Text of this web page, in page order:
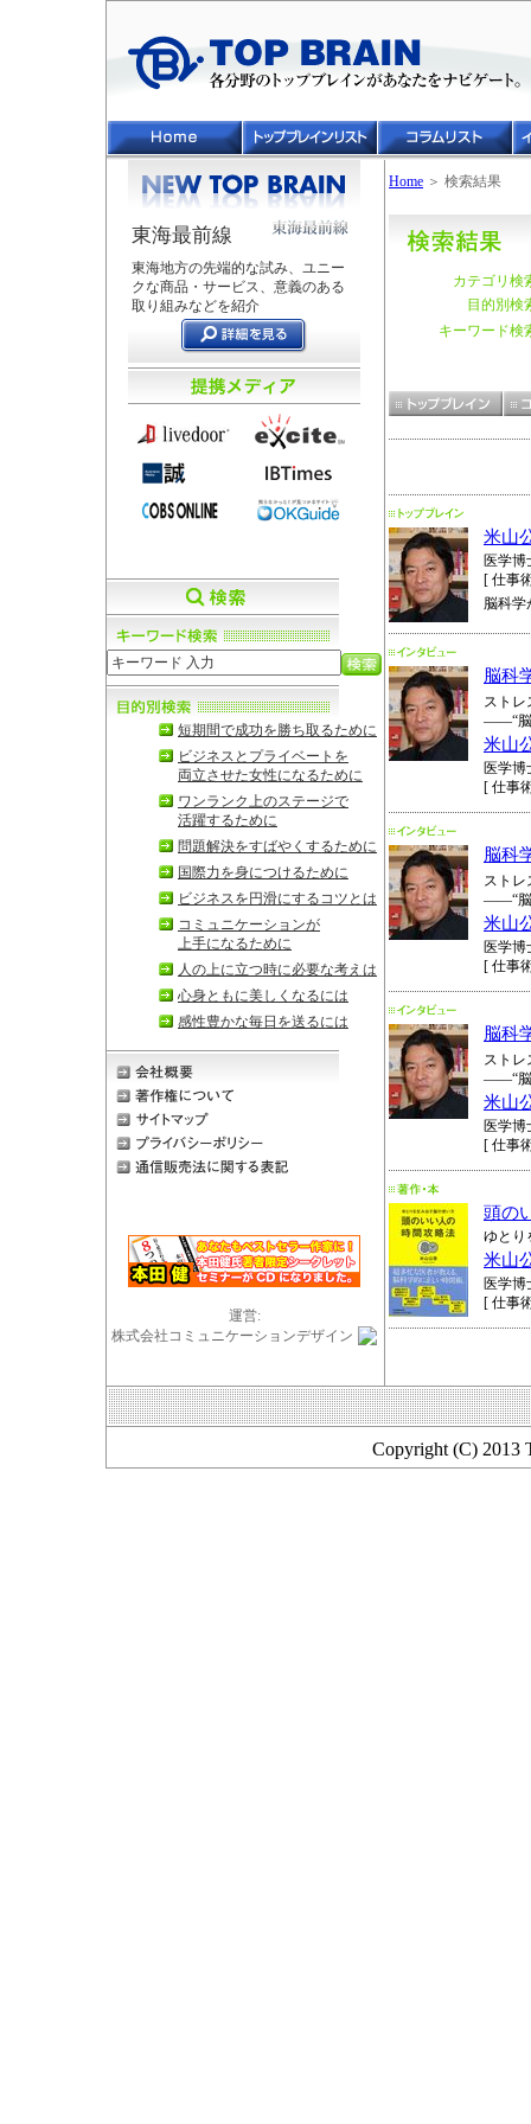
東海最前線
東海地方の先端的な試み、ユニー
クな商品・サービス、意義のある
取り組みなどを紹介
短期間で成功を勝ち取るために
ビジネスとプライベートを
両立させた女性になるために
ワンランク上のステージで
活躍するために
問題解決をすばやくするために
国際力を身につけるために
ビジネスを円滑にするコツとは
コミュニケーションが
上手になるために
人の上に立つ時に必要な考えは
心身ともに美しくなるには
感性豊かな毎日を送るには
運営:
株式会社コミュニケーションデザイン
Home ＞ 検索結果
カテゴリ検
目的別検
キーワード検
米山
医学博
[ 仕事
脳科学
脳科
スト
――“脳
米山
医学博
[ 仕事
脳科
スト
――“脳
米山
医学博
[ 仕事
脳科
スト
――“脳
米山
医学博
[ 仕事
頭の
ゆとり
米山
医学博
[ 仕事
Copyright (C) 2013